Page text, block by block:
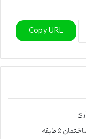
Copy URL
۵ طبقه